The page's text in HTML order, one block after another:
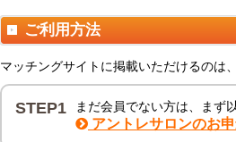
ご利用方法
マッチングサイトに掲載いただけるのは
STEP1 まだ会員でない方は、まず
アントレサロンのお